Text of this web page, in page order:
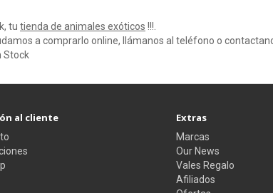
tu tienda de animales exóticos !!!.
a comprarlo online, llámanos al teléfono o
Stock
al cliente Extras
Marcas
Our News
Vales Regalo
Afiliados